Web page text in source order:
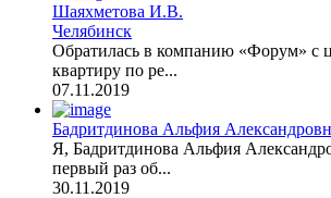
Шаяхметова И.В.
Челябинск
Обратилась в компанию «Форум» с
квартиру по ре...
07.11.2019
Бадритдинова Альфия
Я, Бадритдинова Альфия
первый раз об...
30.11.2019